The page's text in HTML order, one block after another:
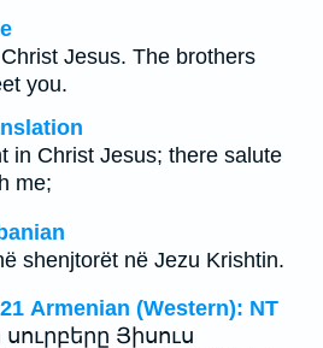
Jesus. The brothers
you.
in Christ Jesus; there salute
me;
shenjtorët në Jezu Krishtin.
Armenian (Western): NT
սուրբերը Յիսուս